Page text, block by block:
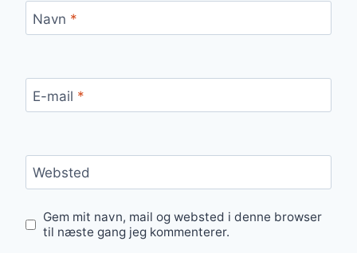
Navn *
E-mail *
Websted
Gem mit navn, mail og websted i denne browser
til næste gang jeg kommenterer.